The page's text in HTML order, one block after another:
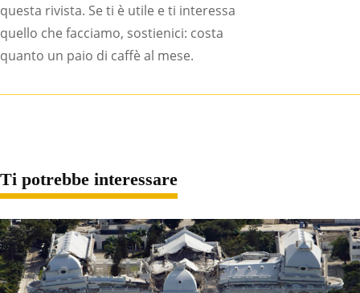
questa rivista. Se ti è utile e ti interessa
quello che facciamo, sostienici: costa
quanto un paio di caffè al mese.
Ti potrebbe interessare